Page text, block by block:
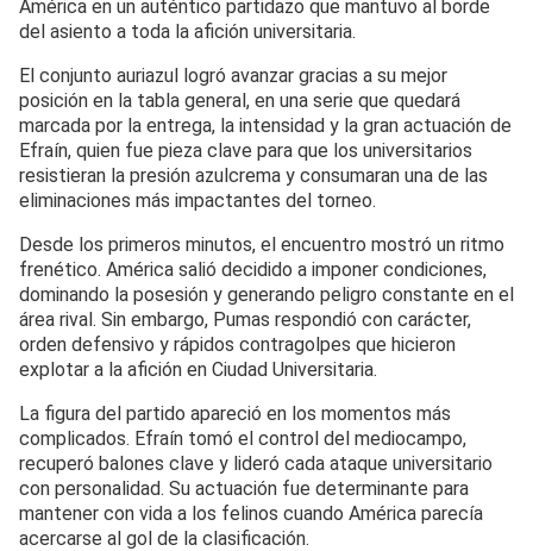
América en un auténtico partidazo que mantuvo al borde
del asiento a toda la afición universitaria.
El conjunto auriazul logró avanzar gracias a su mejor
posición en la tabla general, en una serie que quedará
marcada por la entrega, la intensidad y la gran actuación de
Efraín, quien fue pieza clave para que los universitarios
resistieran la presión azulcrema y consumaran una de las
eliminaciones más impactantes del torneo.
Desde los primeros minutos, el encuentro mostró un ritmo
frenético. América salió decidido a imponer condiciones,
dominando la posesión y generando peligro constante en el
área rival. Sin embargo, Pumas respondió con carácter,
orden defensivo y rápidos contragolpes que hicieron
explotar a la afición en Ciudad Universitaria.
La figura del partido apareció en los momentos más
complicados. Efraín tomó el control del mediocampo,
recuperó balones clave y lideró cada ataque universitario
con personalidad. Su actuación fue determinante para
mantener con vida a los felinos cuando América parecía
acercarse al gol de la clasificación.